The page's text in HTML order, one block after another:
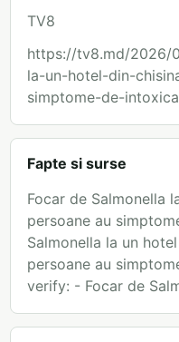
TV8
https://tv8.md/2026/
la-un-hotel-din-
simptome-de-
Fapte si surse
Focar de Salmonella
persoane au
Salmonella la un
persoane au
verify: - Focar de